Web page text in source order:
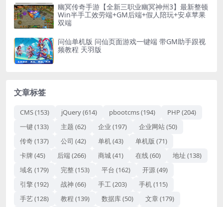
幽冥传奇手游【全新三职业幽冥神州3】最新整顿
Win半手工效劳端+GM后端+假人陪玩+安卓苹果
双端
问仙单机版 问仙页面游戏一键端 带GM助手跟视
频教程 天羽版
文章标签
CMS(153) jQuery(614) pbootcms(194) PHP(204)
一键(133) 主题 (62) 企业 (197) 企业网站(50)
传奇(137) 公司 (42) 单机(43) 单机版 (71)
卡牌 (45) 后端(266) 商城(41) 在线(60) 地址 (138)
域名 (179) 完整(153) 平台 (162) 开源(49)
引擎(192) 战神 (66) 手工(203) 手机(115)
手艺(128) 教程 (139) 数据库(50) 文章 (179)